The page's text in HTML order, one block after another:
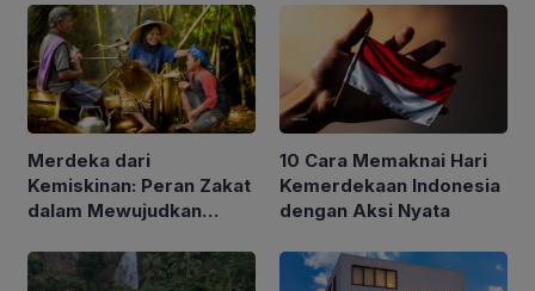
Kehidupan Sehari-hari
Merdeka dari
Kemiskinan: Peran Zakat
dalam Mewujudkan
Sejahtera
10 Cara Memaknai Hari
Kemerdekaan Indonesia
dengan Aksi Nyata